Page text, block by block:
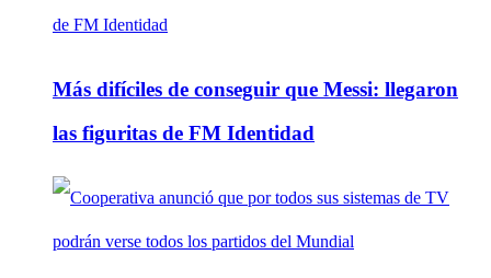
Más difíciles de conseguir que Messi: llegaron
las figuritas de FM Identidad